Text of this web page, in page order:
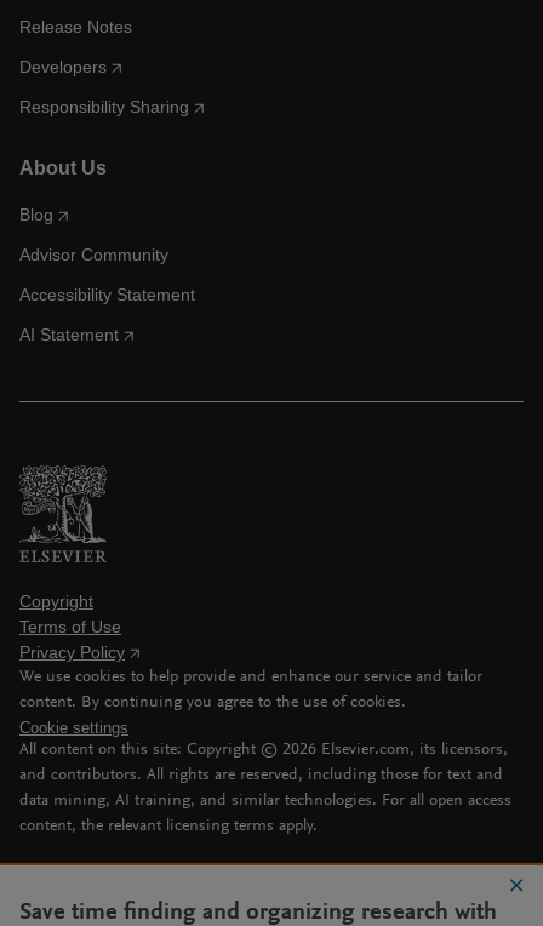
Release Notes
Developers
Responsibility Sharing
About Us
Blog
Advisor Community
Accessibility Statement
AI Statement
Copyright
Terms of Use
Privacy Policy
We use cookies to help provide and enhance our service and tailor
content. By continuing you agree to the use of cookies.
Cookie settings
All content on this site: Copyright © 2026 Elsevier.com, its licensors,
and contributors. All rights are reserved, including those for text and
data mining, AI training, and similar technologies. For all open access
content, the relevant licensing terms apply.
Save time finding and organizing research with